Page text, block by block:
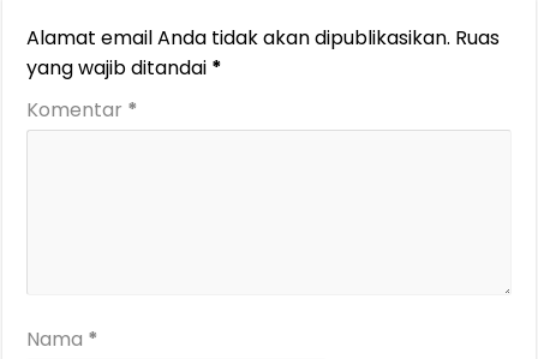
Alamat email Anda tidak akan dipublikasikan. Ruas
yang wajib ditandai *
Komentar *
Nama *